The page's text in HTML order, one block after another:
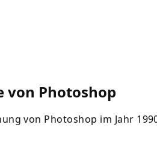
von Photoshop
von Photoshop im Jahr